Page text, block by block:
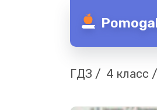
ГДЗ 4 класс